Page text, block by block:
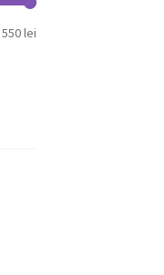
Preț
Preț
550 lei